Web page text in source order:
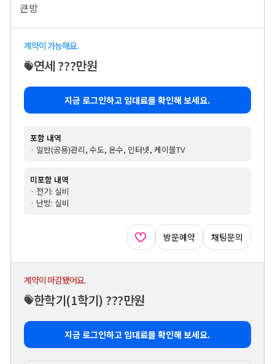
큰방
계약이 가능해요.
연세 ???만원
지금 로그인하고 임대료를 확인해 보세요.
포함 내역
· 일반(공용)관리, 수도, 온수, 인터넷, 케이블TV
미포함 내역
· 전기: 실비
· 난방: 실비
방문예약 채팅문의
계약이 마감됐어요.
한학기(1학기) ???만원
지금 로그인하고 임대료를 확인해 보세요.